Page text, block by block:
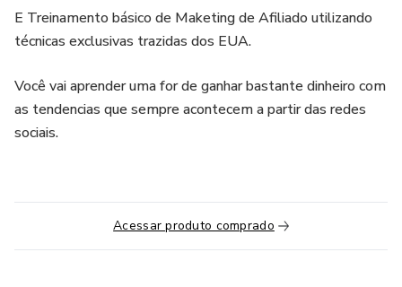
E Treinamento básico de Maketing de Afiliado utilizando
técnicas exclusivas trazidas dos EUA.
Você vai aprender uma for de ganhar bastante dinheiro com
as tendencias que sempre acontecem a partir das redes
sociais.
Acessar produto comprado